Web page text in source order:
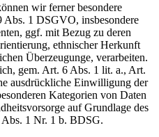
wir ferner besondere
1 DSGVO, insbesondere
ggf. mit Bezug zu deren
ethnischer Herkunft
Überzeugunge, verarbeiten.
gem. Art. 6 Abs. 1 lit. a., Art.
ausdrückliche Einwilligung der
Kategorien von Daten
auf Grundlage des
1 Nr. 1 b. BDSG.